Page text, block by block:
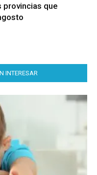
provincias que
INTERESAR